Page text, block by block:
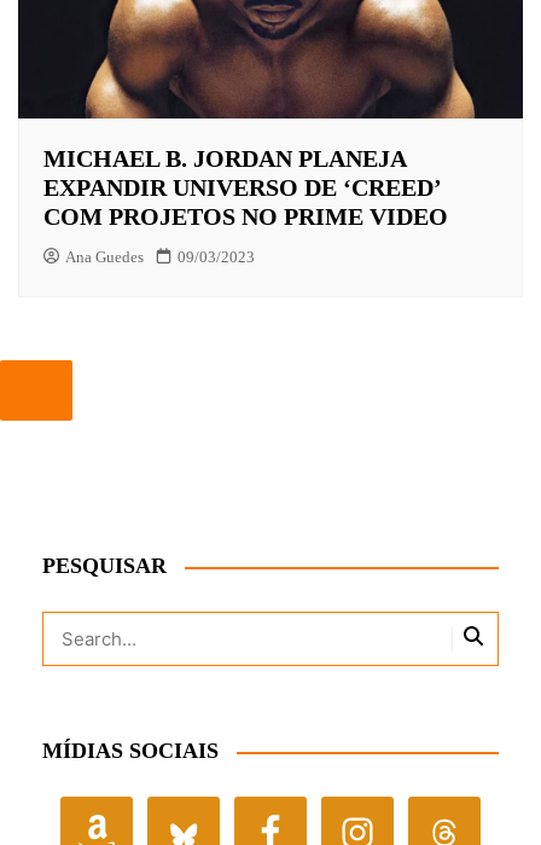
MICHAEL B. JORDAN PLANEJA
EXPANDIR UNIVERSO DE ‘CREED’
COM PROJETOS NO PRIME VIDEO
Ana Guedes 09/03/2023
PESQUISAR
MÍDIAS SOCIAIS